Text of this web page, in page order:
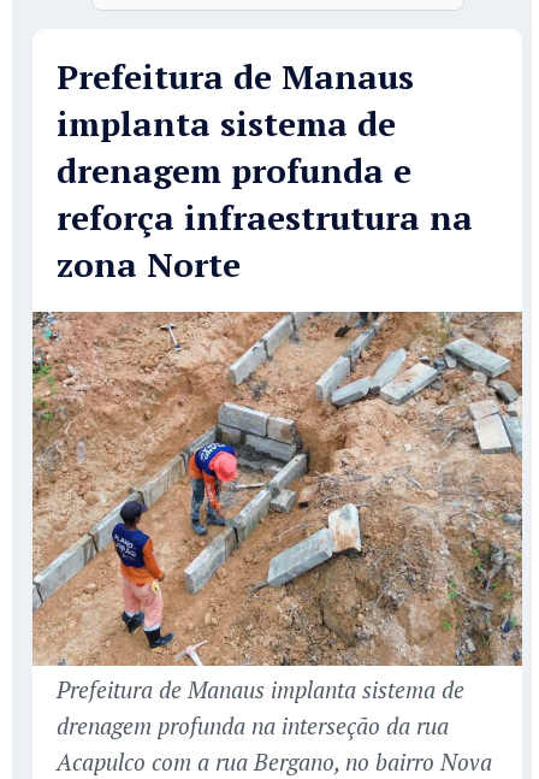
Prefeitura de Manaus
implanta sistema de
drenagem profunda e
reforça infraestrutura na
zona Norte
Prefeitura de Manaus implanta sistema de
drenagem profunda na interseção da rua
Acapulco com a rua Bergano, no bairro Nova